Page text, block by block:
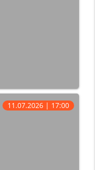
11.07.2026 | 17:00